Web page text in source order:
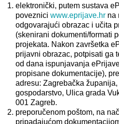
elektronički, putem sustava
poveznici www.eprijave.hr na
odgovarajući obrazac i učita
(skenirani dokumenti/formati
projekata. Nakon završetka
prijavni obrazac, potpisati ga
od dana ispunjavanja
propisane dokumentacije),
adresu: Zagrebačka
gospodarstvo, Ulica grada
001 Zagreb.
preporučenom poštom, na
pripadajućom